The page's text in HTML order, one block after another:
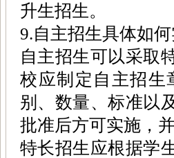
升生招生。
9.自主招生具体如何
自主招生可以采取
校应制定自主招生
别、数量、标准以
批准后方可实施，
特长招生应根据学